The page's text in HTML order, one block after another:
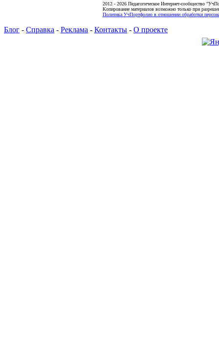
2012 - 2026 Педагогическое Интернет-сообщество
Копирование материалов возможно только при
Политика УчПортфолио в отношении обработки
Блог - Справка - Реклама - Контакты - О проекте